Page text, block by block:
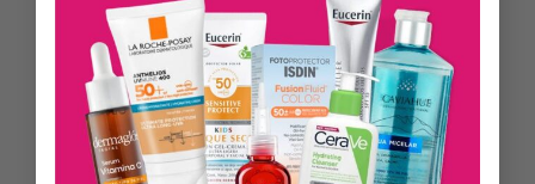
Matte hasta por 30H
•Resistente al agua y la transpiración.
Modo de uso:
Aplicar en el rostro y difuminar con las yemas de los dedos,
con una esponja o usando un blender